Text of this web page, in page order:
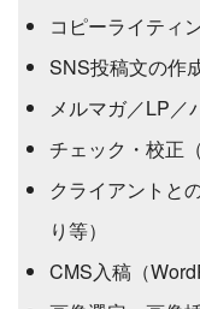
コピーライティ
SNS投稿文の作
メルマガ／LP／
チェック・校正
クライアントと
り等）
CMS入稿（